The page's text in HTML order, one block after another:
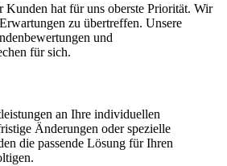
Kunden hat für uns oberste Priorität. Wir
zu übertreffen. Unsere
und
für sich.
an Ihre individuellen
Änderungen oder spezielle
die passende Lösung für Ihren